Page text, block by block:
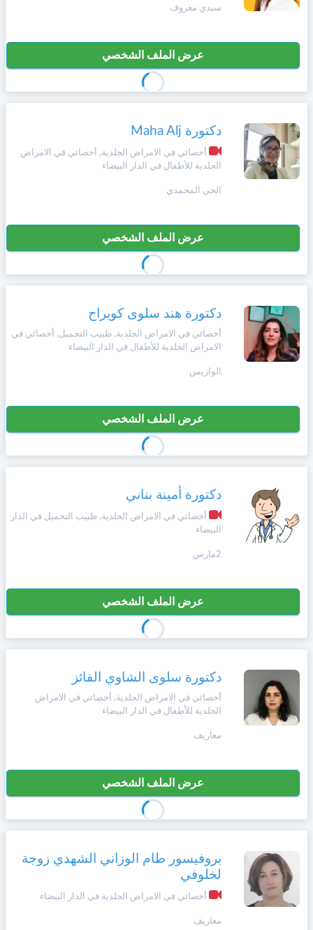
سيدي معروف
عرض الملف الشخصي
دكتورة Maha Alj
أخصائي في الامراض الجلدية, أخصائي في الامراض
الجلدية للأطفال في الدار البيضاء
الحي المحمدي
عرض الملف الشخصي
دكتورة هند سلوى كويراح
أخصائي في الامراض الجلدية, طبيب التجميل, أخصائي في
الامراض الجلدية للأطفال في الدار البيضاء
الوازيس
عرض الملف الشخصي
دكتورة أمينة بناني
أخصائي في الامراض الجلدية, طبيب التجميل في الدار
البيضاء
2مارس
عرض الملف الشخصي
دكتورة سلوى الشاوي الفائز
أخصائي في الامراض الجلدية, أخصائي في الامراض
الجلدية للأطفال في الدار البيضاء
معاريف
عرض الملف الشخصي
بروفيسور طام الوزاني الشهدي زوجة
لخلوفي
أخصائي في الامراض الجلدية في الدار البيضاء
معاريف